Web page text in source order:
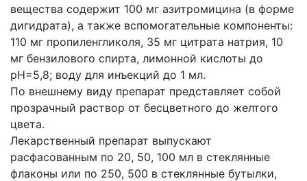
вещества содержит 100 мг азитромицина (в форме
дигидрата), а также вспомогательные компоненты:
110 мг пропиленгликоля, 35 мг цитрата натрия, 10
мг бензилового спирта, лимонной кислоты до
pH=5,8; воду для инъекций до 1 мл.
По внешнему виду препарат представляет собой
прозрачный раствор от бесцветного до желтого
цвета.
Лекарственный препарат выпускают
расфасованным по 20, 50, 100 мл в стеклянные
флаконы или по 250, 500 в стеклянные бутылки,